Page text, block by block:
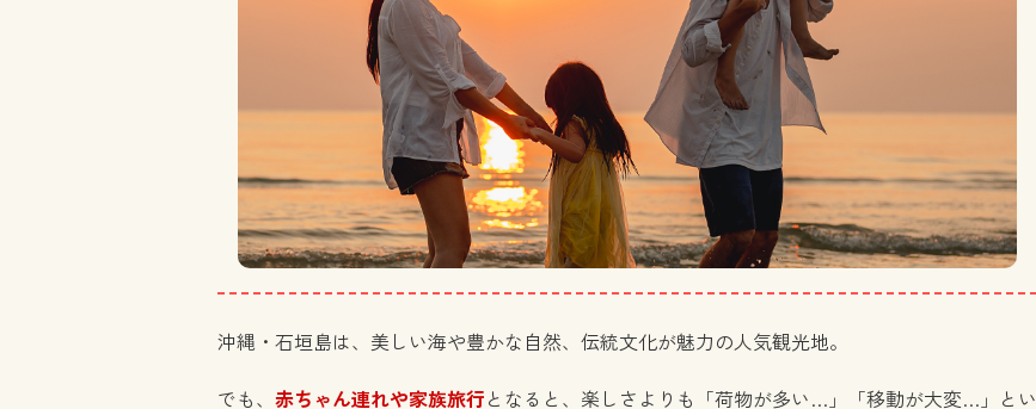
沖縄・石垣島は、美しい海や豊かな自然、伝統文化が魅力の人気観光地。
でも、 赤ちゃん連れや家族旅行となると、楽しさよりも「荷物が多い…」「移動が大変…」とい